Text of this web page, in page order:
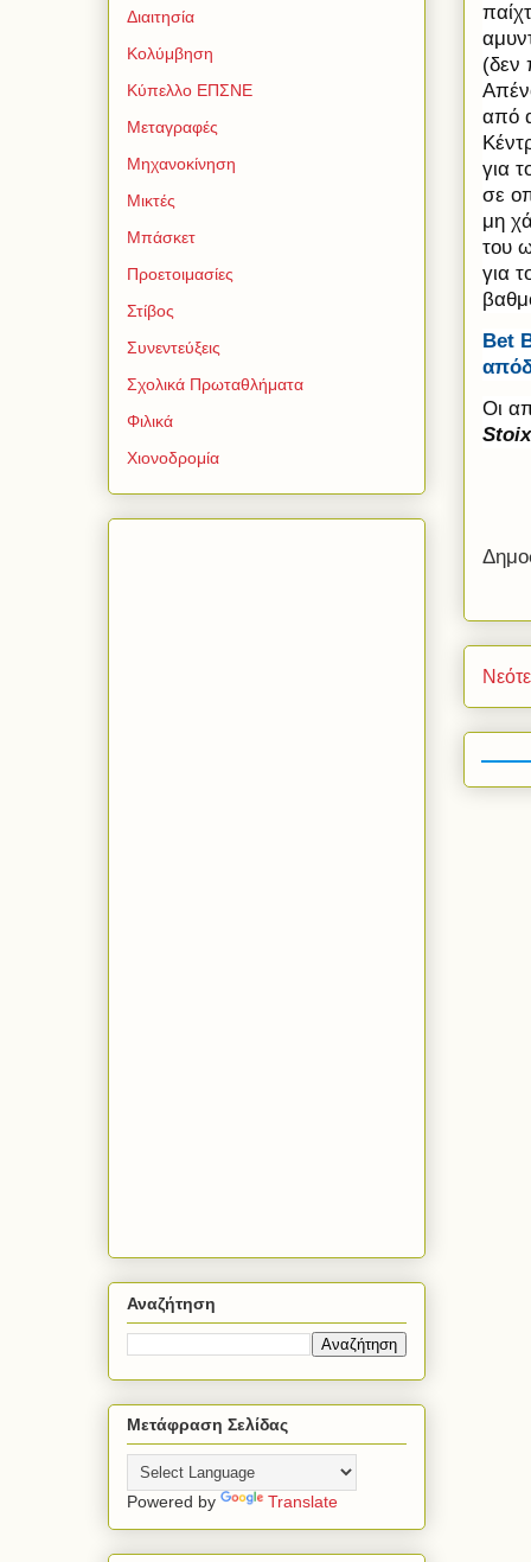
(δεν
από
για
σε
μη
του
για
Bet
Οι
Διαιτησία
Κολύμβηση
Κύπελλο ΕΠΣΝΕ
Μεταγραφές
Μηχανοκίνηση
Μικτές
Μπάσκετ
Προετοιμασίες
Στίβος
Συνεντεύξεις
Σχολικά Πρωταθλήματα
Φιλικά
Χιονοδρομία
Αναζήτηση
Μετάφραση Σελίδας
Powered by Translate